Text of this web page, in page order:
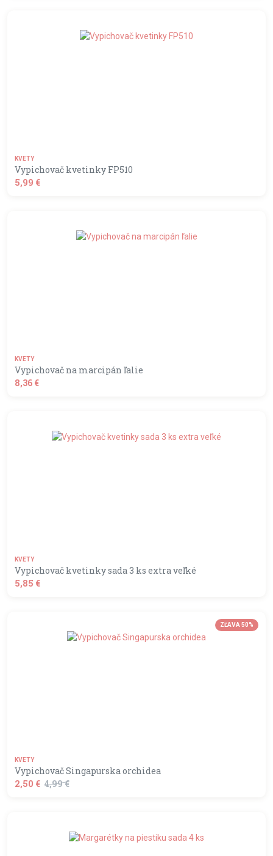
KVETY
Vypichovač kvetinky FP510
5,99 €
KVETY
Vypichovač na marcipán ľalie
8,36 €
KVETY
Vypichovač kvetinky sada 3 ks extra veľké
5,85 €
ZĽAVA 50%
KVETY
Vypichovač Singapurska orchidea
2,50 € 4,99 €